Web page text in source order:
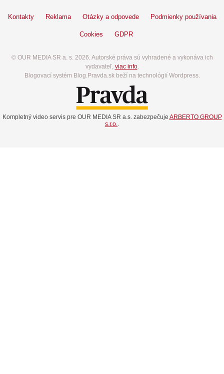
Kontakty Reklama Otázky a odpovede Podmienky používania
Cookies GDPR
© OUR MEDIA SR a. s. 2026. Autorské práva sú vyhradené a vykonáva ich
vydavateľ, viac info.
Blogovací systém Blog.Pravda.sk beží na technológií Wordpress.
Kompletný video servis pre OUR MEDIA SR a.s. zabezpečuje ARBERTO GROUP
s.r.o.